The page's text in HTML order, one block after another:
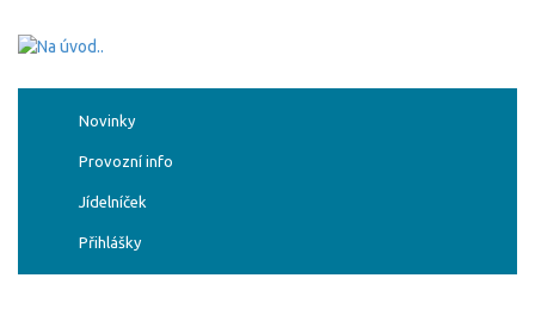
Novinky
Provozní info
Jídelníček
Přihlášky